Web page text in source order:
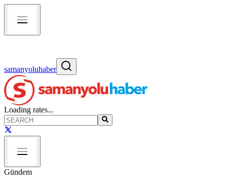
samanyoluhaber
Loading rates...
Gündem